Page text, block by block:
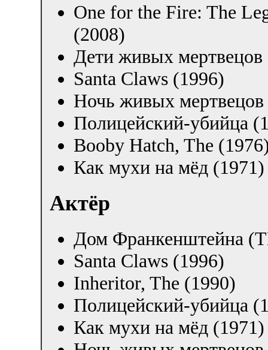
One for the Fire: The
(2008)
Дети живых мертвецов
Santa Claws (1996)
Ночь живых
Полицейский-убийца
Booby Hatch, The
Как мухи на мёд (1971)
Актёр
Дом Франкенштейна
Santa Claws (1996)
Inheritor, The (1990)
Полицейский-убийца
Как мухи на мёд (1971)